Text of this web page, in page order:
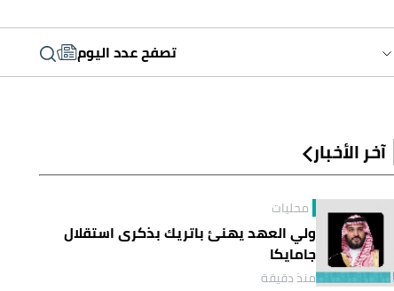
تصفح عدد اليوم
آخر الأخبار
محليات
ولي العهد يهنئ باتريك بذكرى استقلال
جامايكا
منذ دقيقة